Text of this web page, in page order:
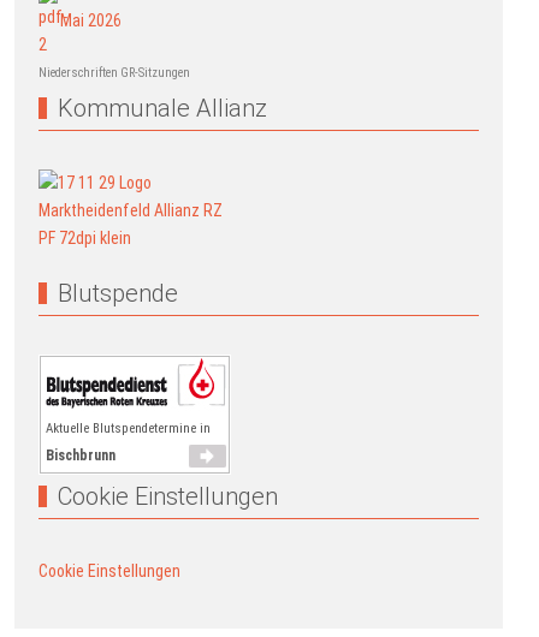
Mai 2026
Niederschriften GR-Sitzungen
Kommunale Allianz
Blutspende
Aktuelle Blutspendetermine in
Bischbrunn
Cookie Einstellungen
Cookie Einstellungen